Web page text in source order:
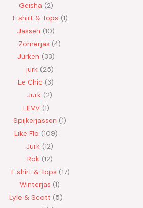
Geisha 2
T-shirt & Tops 1
Jassen 10
Zomerjas 4
Jurken 33
jurk 25
Le Chic 3
Jurk 2
LEVV 1
Spijkerjassen 1
Like Flo 109
Jurk 12
Rok 12
T-shirt & Tops 17
Winterjas 1
Lyle & Scott 5